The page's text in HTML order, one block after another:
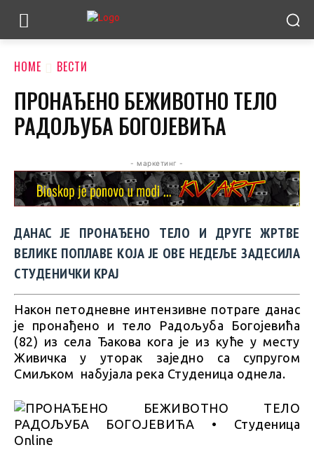
HOME ВЕСТИ
ПРОНАЂЕНО БЕЖИВОТНО ТЕЛО
РАДОЉУБА БОГОЈЕВИЋА
- маркетинг -
ДАНАС ЈЕ ПРОНАЂЕНО ТЕЛО И ДРУГЕ ЖРТВЕ
ВЕЛИКЕ ПОПЛАВЕ КОЈА ЈЕ ОВЕ НЕДЕЉЕ ЗАДЕСИЛА
СТУДЕНИЧКИ КРАЈ
Након петодневне интензивне потраге данас
је пронађено и тело Радољуба Богојевића
(82) из села Ђакова кога је из куће у месту
Живичка у уторак заједно са супругом
Смиљком набујала река Студеница однела.